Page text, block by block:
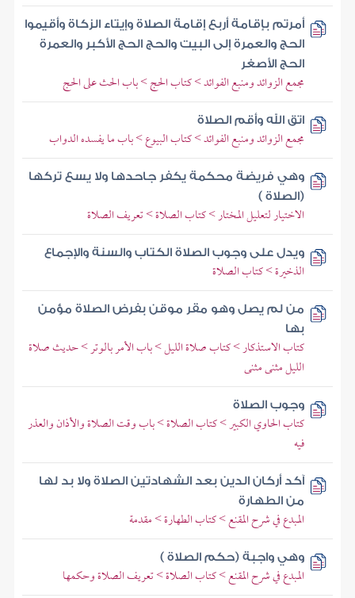
أمرتم بإقامة أربع إقامة الصلاة وإيتاء الزكاة وأقيموا
الحج والعمرة إلى البيت والحج الحج الأكبر والعمرة
الحج الأصغر
مجمع الزوائد ومنبع الفوائد > كتاب الحج > باب الحث على الحج
اتق الله وأقم الصلاة
مجمع الزوائد ومنبع الفوائد > كتاب البيوع > باب ما يفسده الدواب
وهي فريضة محكمة يكفر جاحدها ولا يسع تركها
(الصلاة )
الاختيار لتعليل المختار > كتاب الصلاة > تعريف الصلاة
ويدل على وجوب الصلاة الكتاب والسنة والإجماع
الذخيرة > كتاب الصلاة
من لم يصل وهو مقر موقن بفرض الصلاة مؤمن
بها
كتاب الاستذكار > كتاب صلاة الليل > باب الأمر بالوتر > حديث صلاة
الليل مثنى مثنى
وجوب الصلاة
كتاب الحاوي الكبير > كتاب الصلاة > باب وقت الصلاة والأذان والعذر
فيه
آكد أركان الدين بعد الشهادتين الصلاة ولا بد لها
من الطهارة
المبدع في شرح المقنع > كتاب الطهارة > مقدمة
وهي واجبة (حكم الصلاة )
المبدع في شرح المقنع > كتاب الصلاة > تعريف الصلاة وحكمها